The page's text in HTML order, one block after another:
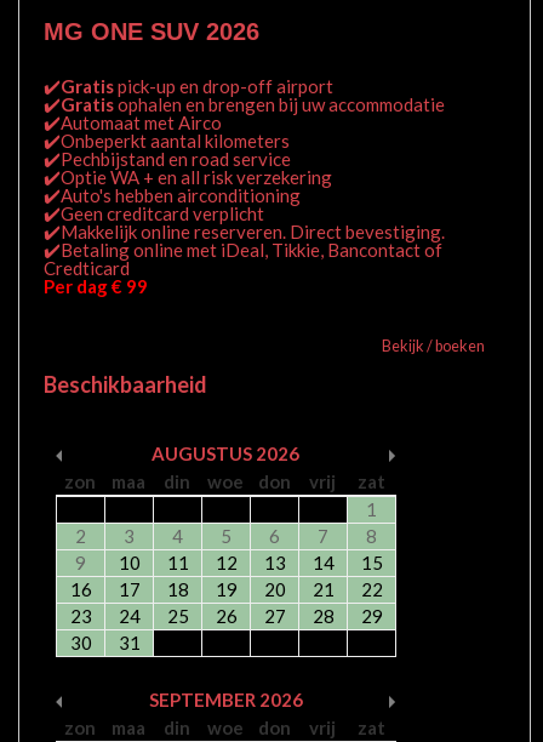
MG ONE SUV 2026
✔️Gratispick-up en drop-off airport
✔️Gratisophalen en brengen bij uw accommodatie
✔️Automaat met Airco
✔️Onbeperkt aantal kilometers
✔️Pechbijstand en road service
✔️Optie WA + en all risk verzekering
✔️Auto's hebben airconditioning
✔️Geen creditcard verplicht
✔️Makkelijk online reserveren. Direct bevestiging.
✔️Betaling online met iDeal, Tikkie, Bancontact of
Credticard
Per dag € 99
Bekijk / boeken
Beschikbaarheid
AUGUSTUS 2026
zon
maa din woe don vrij
zat
1
2
3 4 5 6 7
8
9
10 11 12 13 14
15
16
17 18 19 20 21
22
23
24 25 26 27 28
29
30
31
SEPTEMBER 2026
zon
maa din woe don vrij
zat